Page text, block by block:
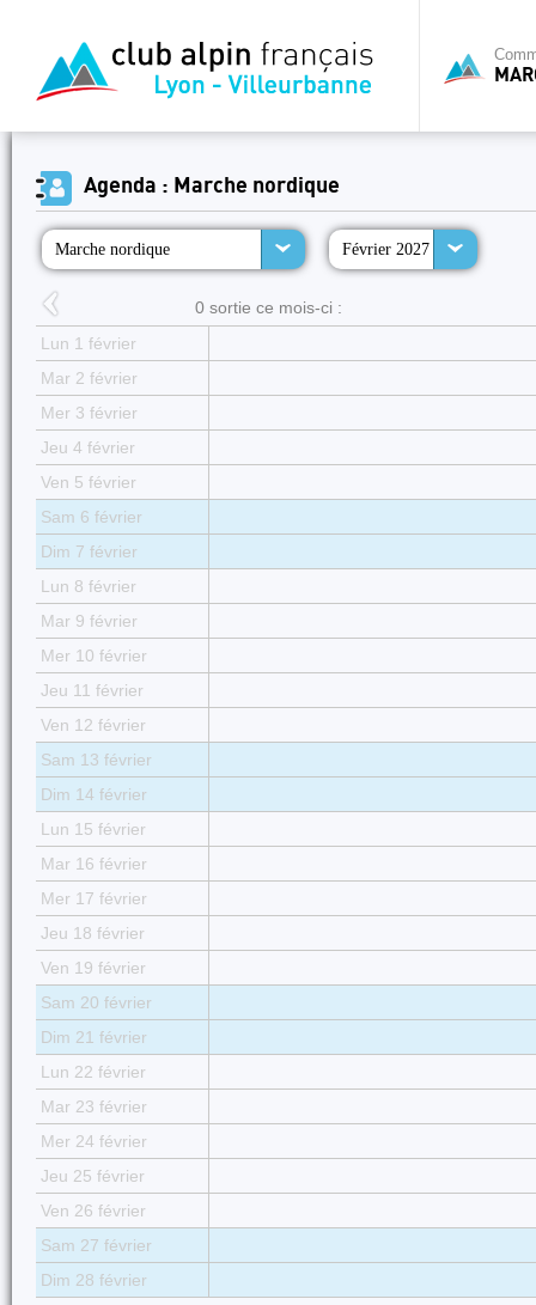
Agenda : Marche nordique
Marche nordique Février 2027
0 sortie ce mois-ci :
Lun 1 février
Mar 2 février
Mer 3 février
Jeu 4 février
Ven 5 février
Sam 6 février
Dim 7 février
Lun 8 février
Mar 9 février
Mer 10 février
Jeu 11 février
Ven 12 février
Sam 13 février
Dim 14 février
Lun 15 février
Mar 16 février
Mer 17 février
Jeu 18 février
Ven 19 février
Sam 20 février
Dim 21 février
Lun 22 février
Mar 23 février
Mer 24 février
Jeu 25 février
Ven 26 février
Sam 27 février
Dim 28 février